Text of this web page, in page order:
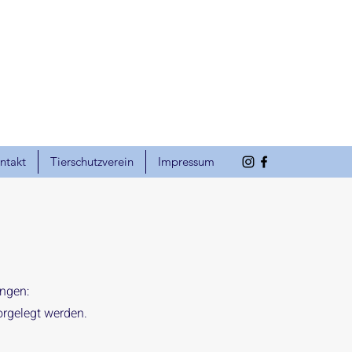
Tierschutzverein Impressum
werden.